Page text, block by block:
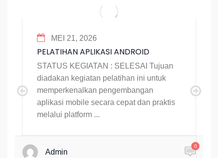
MEI 21, 2026
PELATIHAN APLIKASI ANDROID
STATUS KEGIATAN : SELESAI Tujuan
diadakan kegiatan pelatihan ini untuk
memperkenalkan pengembangan
aplikasi mobile secara cepat dan praktis
melalui platform ...
Admin
0